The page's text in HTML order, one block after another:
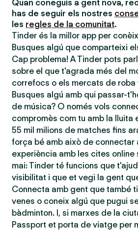
Quan coneguis a gent nova,
has de seguir els nostres
les regles de la comunitat.
Tinder és la millor app per
Busques algú que comparteixi
Cap problema! A Tinder pots
sobre el que t'agrada més del
correfocs o els mercats de roba
Busques algú amb qui passar-
de música? O només vols
compromès com tu amb la lluita
55 mil milions de matches fins
força bé amb això de connectar
experiència amb les cites online
mai: Tinder té funcions que
visibilitat i que et vegi la gent
Connecta amb gent que també
venes o coneix algú que pugui
bàdminton. I, si marxes de la
Passport et porta de viatge per